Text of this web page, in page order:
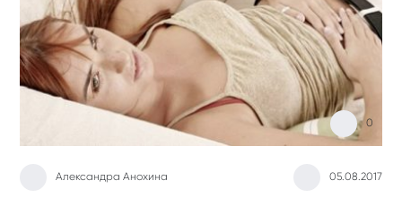
Александра Анохина 05.08.2017
0